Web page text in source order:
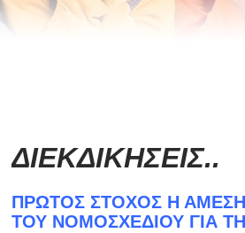
ΔΙΕΚΔΙΚΗΣΕΙΣ..
ΠΡΩΤΟΣ ΣΤΟΧΟΣ Η
ΤΟΥ ΝΟΜΟΣΧΕΔΙΟΥ ΓΙΑ